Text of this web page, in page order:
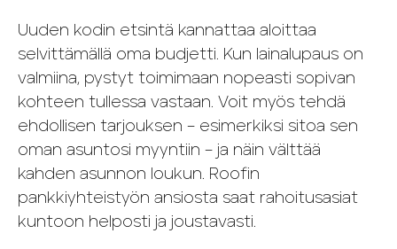
Uuden kodin etsintä kannattaa aloittaa
selvittämällä oma budjetti. Kun lainalupaus on
valmiina, pystyt toimimaan nopeasti sopivan
kohteen tullessa vastaan. Voit myös tehdä
ehdollisen tarjouksen – esimerkiksi sitoa sen
oman asuntosi myyntiin – ja näin välttää
kahden asunnon loukun. Roofin
pankkiyhteistyön ansiosta saat rahoitusasiat
kuntoon helposti ja joustavasti.